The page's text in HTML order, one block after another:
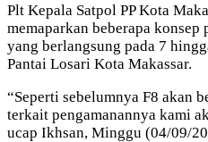
Plt Kepala Satpol PP Kota
memaparkan beberapa konsep
yang berlangsung pada 7
Pantai Losari Kota Makassar.
“Seperti sebelumnya F8 akan
terkait pengamanannya kami
ucap Ikhsan, Minggu (04/09/